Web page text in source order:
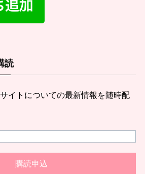
読
イトについての最新情報を随時配